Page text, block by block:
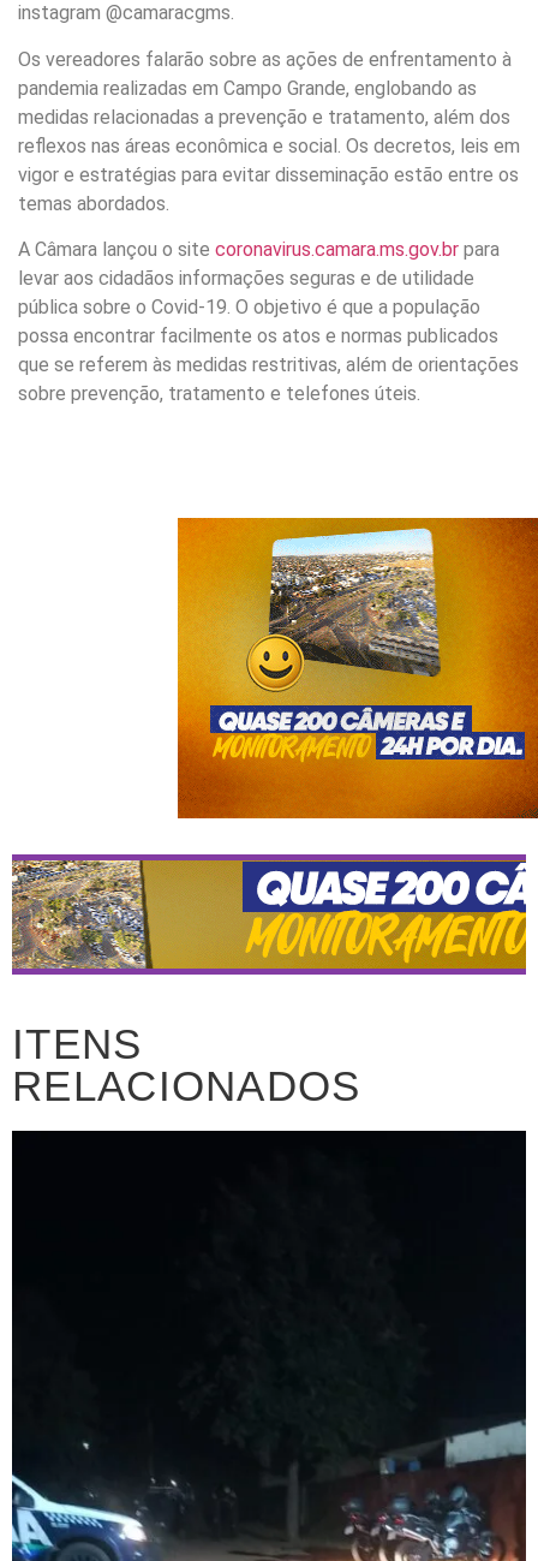
instagram @camaracgms.
Os vereadores falarão sobre as ações de enfrentamento à
pandemia realizadas em Campo Grande, englobando as
medidas relacionadas a prevenção e tratamento, além dos
reflexos nas áreas econômica e social. Os decretos, leis em
vigor e estratégias para evitar disseminação estão entre os
temas abordados.
A Câmara lançou o site coronavirus.camara.ms.gov.br para
levar aos cidadãos informações seguras e de utilidade
pública sobre o Covid-19. O objetivo é que a população
possa encontrar facilmente os atos e normas publicados
que se referem às medidas restritivas, além de orientações
sobre prevenção, tratamento e telefones úteis.
ITENS
RELACIONADOS